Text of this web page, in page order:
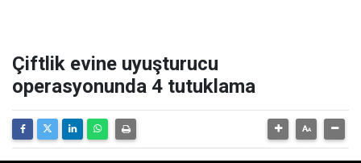
Çiftlik evine uyuşturucu
operasyonunda 4 tutuklama